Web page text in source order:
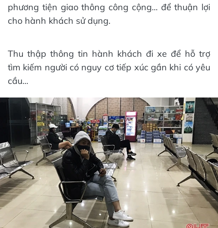
phương tiện giao thông công cộng... để thuận lợi
cho hành khách sử dụng.
Thu thập thông tin hành khách đi xe để hỗ trợ
tìm kiếm người có nguy cơ tiếp xúc gần khi có yêu
cầu...